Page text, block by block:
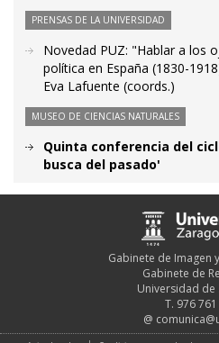
PRENSAS DE LA UNIVERSIDAD
Novedad PUZ: "Hablar a los
política en España (1830-
Eva Lafuente (coords.)
MUSEO DE CIENCIAS NATURALES
Quinta conferencia del
busca del pasado'
Gabinete de Imagen
Gabinete de
Universidad de
T. 976
@